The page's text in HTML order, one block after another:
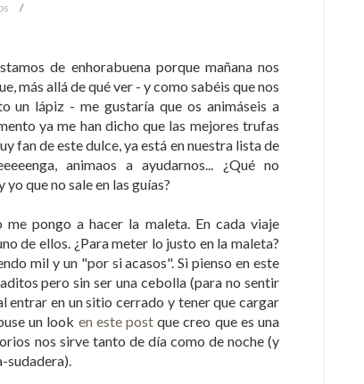
de enhorabuena porque mañana nos
más allá de qué ver - y como sabéis que nos
un lápiz - me gustaría que os animáseis a
ya me han dicho que las mejores trufas
fan de este dulce, ya está en nuestra lista de
animaos a ayudarnos... ¿Qué no
que no sale en las guías?
pongo a hacer la maleta. En cada viaje
de ellos. ¿Para meter lo justo en la maleta?
mil y un "por si acasos". Si pienso en este
pero sin ser una cebolla (para no sentir
entrar en un sitio cerrado y tener que cargar
un look en este postque creo que es una
nos sirve tanto de día como de noche (y
sudadera).